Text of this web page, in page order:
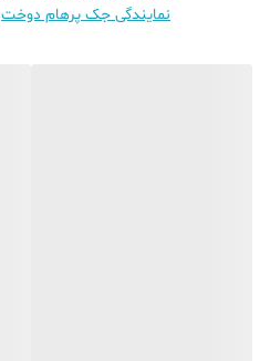
نمایندگی جک پرهام دوخت